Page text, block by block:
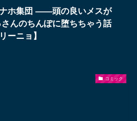
ホ集団 ――頭の良いメスが
んのちんぽに堕ちちゃう話
ニョ】
コミック